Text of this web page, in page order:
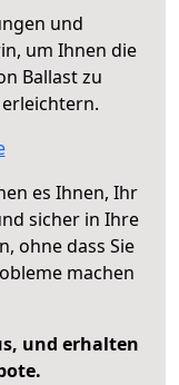
und
um Ihnen die
Ballast zu
es Ihnen, Ihr
sicher in Ihre
ohne dass Sie
machen
und erhalten